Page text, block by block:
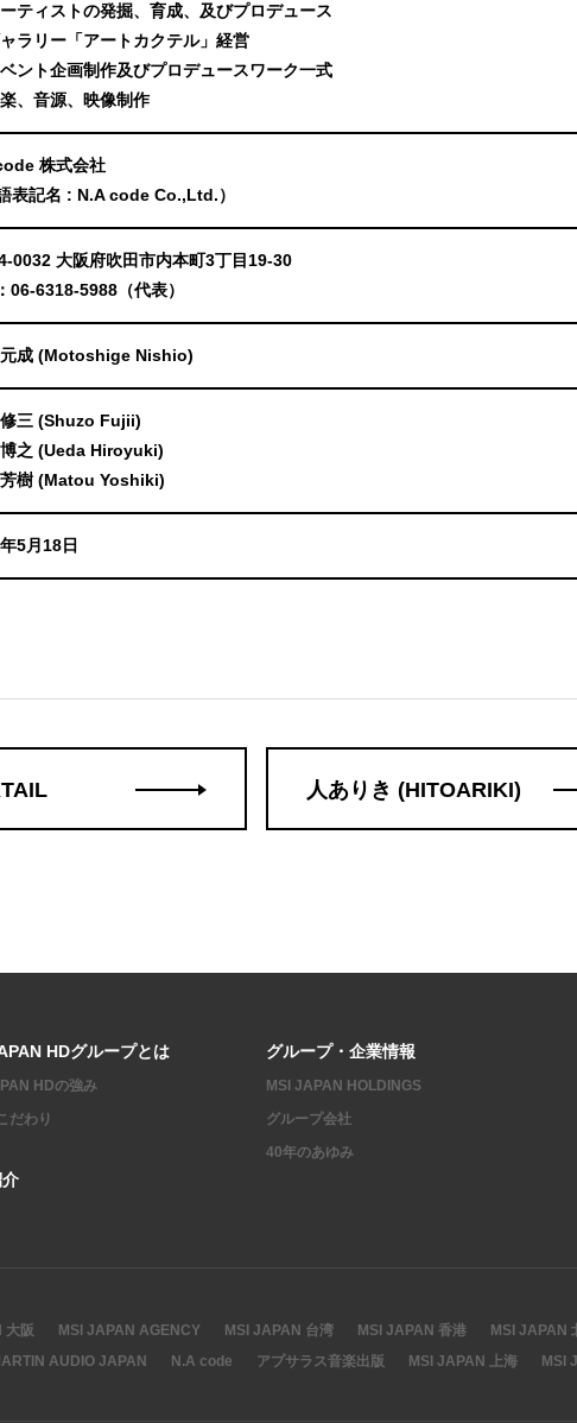
ティストの発掘、育成、及びプロデュース
ラリー「アートカクテル」経営
ント企画制作及びプロデュースワーク一式
、音源、映像制作
株式会社
語表記名 : N.A code Co.,Ltd.）
0032 大阪府吹田市内本町3丁目19-30
06-6318-5988（代表）
成 (Motoshige Nishio)
三 (Shuzo Fujii)
博之 (Ueda Hiroyuki)
芳樹 (Matou Yoshiki)
5月18日
人ありき (HITOARIKI)
HDグループとは
HDの強み
だわり
グループ・企業情報
MSI JAPAN HOLDINGS
グループ会社
40年のあゆみ
大阪 MSI JAPAN AGENCY MSI JAPAN 台湾 MSI JAPAN 香港 MSI JAPAN
AUDIO JAPAN N.A code アプサラス音楽出版 MSI JAPAN 上海 MSI